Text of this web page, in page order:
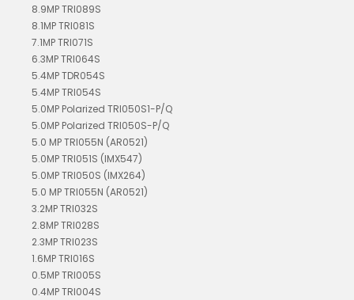
8.9MP TRI089S
8.1MP TRI081S
7.1MP TRI071S
6.3MP TRI064S
5.4MP TDR054S
5.4MP TRI054S
5.0MP Polarized TRI050S1-P/Q
5.0MP Polarized TRI050S-P/Q
5.0 MP TRI055N (AR0521)
5.0MP TRI051S (IMX547)
5.0MP TRI050S (IMX264)
5.0 MP TRI055N (AR0521)
3.2MP TRI032S
2.8MP TRI028S
2.3MP TRI023S
1.6MP TRI016S
0.5MP TRI005S
0.4MP TRI004S